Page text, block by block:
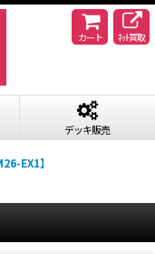
カート ﾈｯﾄ買取
デッキ販売
EX1】